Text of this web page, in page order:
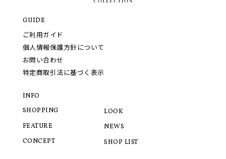
GUIDE
ご利用ガイド
個人情報保護方針について
お問い合わせ
特定商取引法に基づく表示
INFO
SHOPPING
FEATURE
CONCEPT
LOOK
NEWS
SHOP LIST